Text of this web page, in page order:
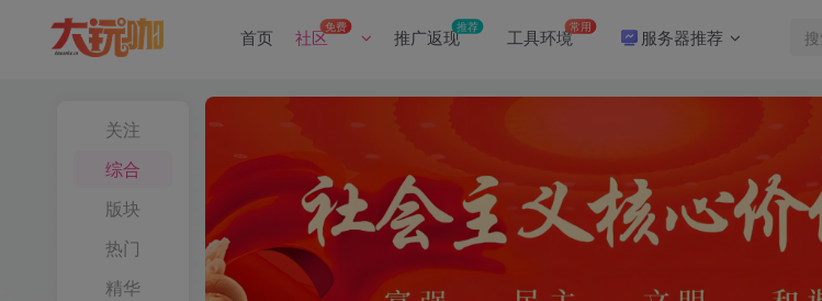
首页 社区免费 推广返现推荐 工具环境常用 服务器推荐
关注
综合
版块
热门
精华